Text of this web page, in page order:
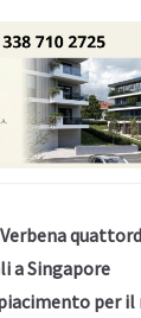
a Singapore
per il